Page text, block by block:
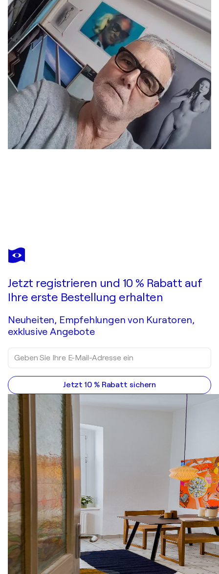
JEAN-ROBERT FRANCO
Nu au feu follet
Jetzt registrieren und 10 % Rabatt auf
Ihre erste Bestellung erhalten
Neuheiten, Empfehlungen von Kuratoren,
exklusive Angebote
Jetzt 10 % Rabatt sichern